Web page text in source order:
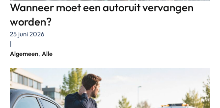
Wanneer moet een autoruit vervangen
worden?
25 juni 2026
|
Algemeen, Alle